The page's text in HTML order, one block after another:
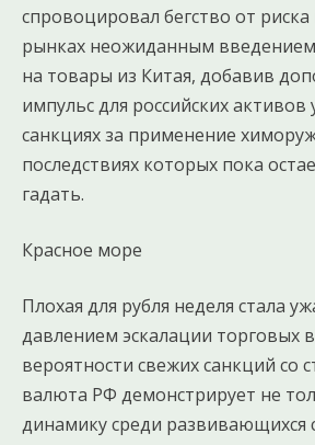
спровоцировал бегство от
рынках неожиданным
на товары из Китая, добавив
импульс для российских активов
санкциях за применение
последствиях которых пока
гадать.
Красное море
Плохая для рубля неделя стала
давлением эскалации торговых
вероятности свежих санкций со
валюта РФ демонстрирует не
динамику среди развивающихся